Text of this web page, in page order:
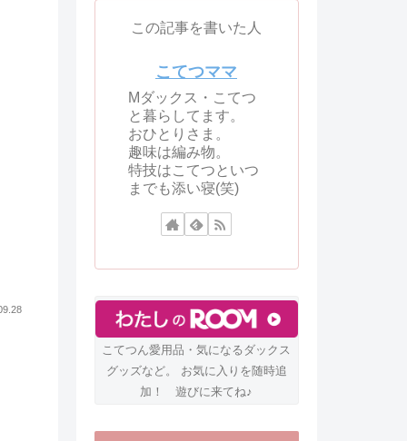
この記事を書いた人
こてつママ
Mダックス・こてつ
と暮らしてます。
おひとりさま。
趣味は編み物。
特技はこてつといつ
までも添い寝(笑)
こてつん愛用品・気になるダックス
グッズなど。 お気に入りを随時追
加！ 遊びに来てね♪